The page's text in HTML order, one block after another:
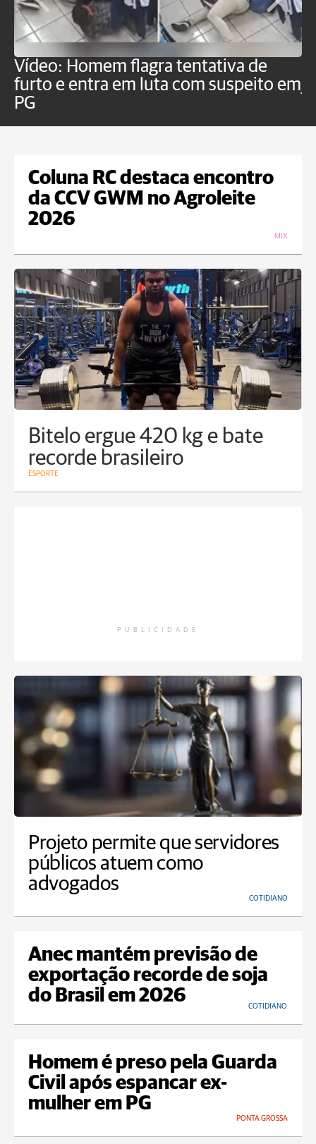
Vídeo: Homem flagra tentativa de
furto e entra em luta com suspeito em
PG
Coluna RC destaca encontro
da CCV GWM no Agroleite
2026
MIX
Bitelo ergue 420 kg e bate
recorde brasileiro
ESPORTE
PUBLICIDADE
Projeto permite que servidores
públicos atuem como
advogados
COTIDIANO
Anec mantém previsão de
exportação recorde de soja
do Brasil em 2026
COTIDIANO
Homem é preso pela Guarda
Civil após espancar ex-
mulher em PG
PONTA GROSSA